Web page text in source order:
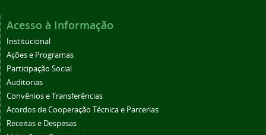
Acesso à Informação
Institucional
Ações e Programas
Participação Social
Auditorias
Convênios e Transferências
Acordos de Cooperação Técnica e Parcerias
Receitas e Despesas